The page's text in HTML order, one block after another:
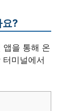
요?
앱을 통해 온
미널에서